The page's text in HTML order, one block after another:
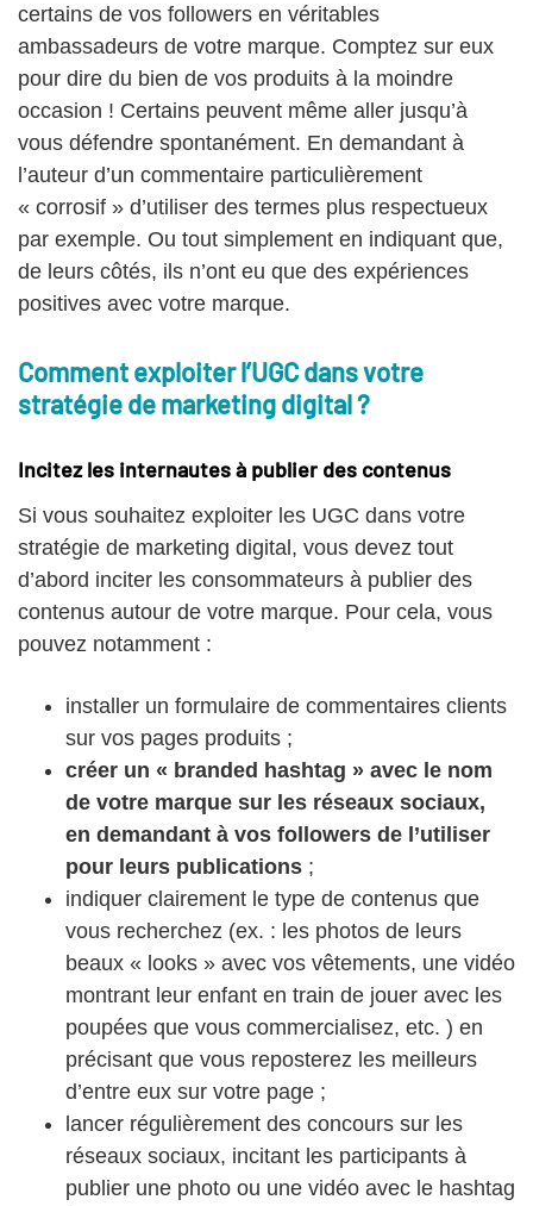
certains de vos followers en véritables
ambassadeurs de votre marque. Comptez sur eux
pour dire du bien de vos produits à la moindre
occasion ! Certains peuvent même aller jusqu’à
vous défendre spontanément. En demandant à
l’auteur d’un commentaire particulièrement
« corrosif » d’utiliser des termes plus respectueux
par exemple. Ou tout simplement en indiquant que,
de leurs côtés, ils n’ont eu que des expériences
positives avec votre marque.
Comment exploiter l’UGC dans votre
stratégie de marketing digital ?
Incitez les internautes à publier des contenus
Si vous souhaitez exploiter les UGC dans votre
stratégie de marketing digital, vous devez tout
d’abord inciter les consommateurs à publier des
contenus autour de votre marque. Pour cela, vous
pouvez notamment :
installer un formulaire de commentaires clients
sur vos pages produits ;
créer un « branded hashtag » avec le nom
de votre marque sur les réseaux sociaux,
en demandant à vos followers de l’utiliser
pour leurs publications ;
indiquer clairement le type de contenus que
vous recherchez (ex. : les photos de leurs
beaux « looks » avec vos vêtements, une vidéo
montrant leur enfant en train de jouer avec les
poupées que vous commercialisez, etc. ) en
précisant que vous reposterez les meilleurs
d’entre eux sur votre page ;
lancer régulièrement des concours sur les
réseaux sociaux, incitant les participants à
publier une photo ou une vidéo avec le hashtag